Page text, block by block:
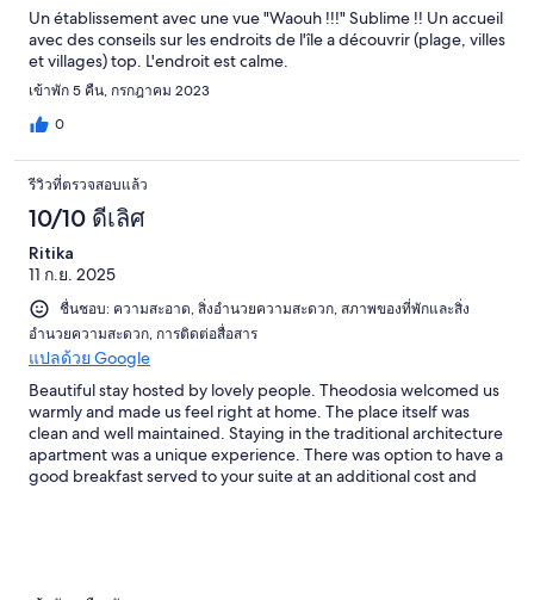
Un établissement avec une vue "Waouh !!!" Sublime !! Un accueil
avec des conseils sur les endroits de l'île a découvrir (plage, villes
et villages) top. L'endroit est calme.
เข้าพัก 5 คืน, กรกฎาคม 2023
0
รีวิวที่ตรวจสอบแล้ว
10/10 ดีเลิศ
Ritika
11 ก.ย. 2025
ชื่นชอบ: ความสะอาด, สิ่งอำนวยความสะดวก, สภาพของที่พักและสิ่ง
อำนวยความสะดวก, การติดต่อสื่อสาร
แปลด้วย Google
Beautiful stay hosted by lovely people. Theodosia welcomed us
warmly and made us feel right at home. The place itself was
clean and well maintained. Staying in the traditional architecture
apartment was a unique experience. There was option to have a
good breakfast served to your suite at an additional cost and